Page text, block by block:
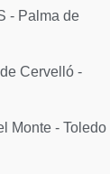
- Palma de
Cervelló -
Monte - Toledo